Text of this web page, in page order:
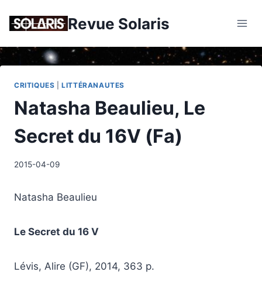
Revue Solaris
CRITIQUES |LITTÉRANAUTES
Natasha Beaulieu, Le
Secret du 16V (Fa)
2015-04-09
Natasha Beaulieu
Le Secret du 16 V
Lévis, Alire (GF), 2014, 363 p.